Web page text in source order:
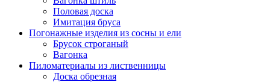
Половая доска
Имитация бруса
Погонажные изделия из сосны и ели
Брусок строганый
Вагонка
Пиломатериалы из лиственницы
Доска обрезная